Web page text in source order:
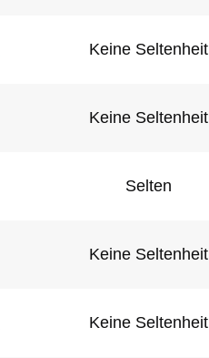
Keine Seltenheit
Keine Seltenheit
Selten
Keine Seltenheit
Keine Seltenheit